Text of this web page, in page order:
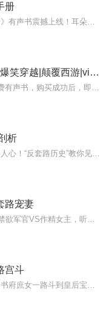
册
从西游开始练习反套路| 爆笑穿越|颠覆西游|vip免费| 多人有声剧
析
路宠妻
宫斗